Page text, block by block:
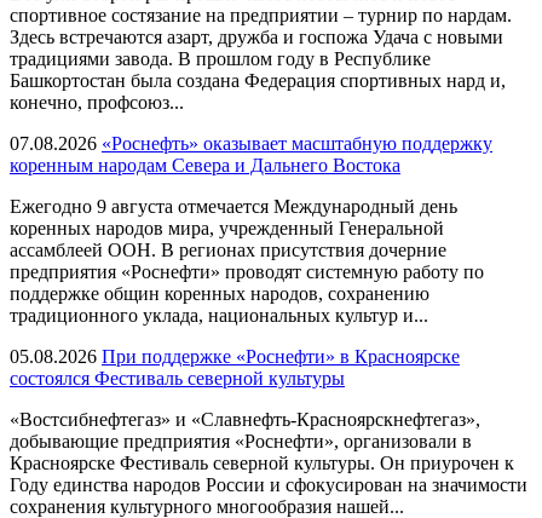
спортивное состязание на предприятии – турнир по нардам.
Здесь встречаются азарт, дружба и госпожа Удача с новыми
традициями завода. В прошлом году в Республике
Башкортостан была создана Федерация спортивных нард и,
конечно, профсоюз...
07.08.2026 «Роснефть» оказывает масштабную поддержку
коренным народам Севера и Дальнего Востока
Ежегодно 9 августа отмечается Международный день
коренных народов мира, учрежденный Генеральной
ассамблеей ООН. В регионах присутствия дочерние
предприятия «Роснефти» проводят системную работу по
поддержке общин коренных народов, сохранению
традиционного уклада, национальных культур и...
05.08.2026 При поддержке «Роснефти» в Красноярске
состоялся Фестиваль северной культуры
«Востсибнефтегаз» и «Славнефть-Красноярскнефтегаз»,
добывающие предприятия «Роснефти», организовали в
Красноярске Фестиваль северной культуры. Он приурочен к
Году единства народов России и сфокусирован на значимости
сохранения культурного многообразия нашей...